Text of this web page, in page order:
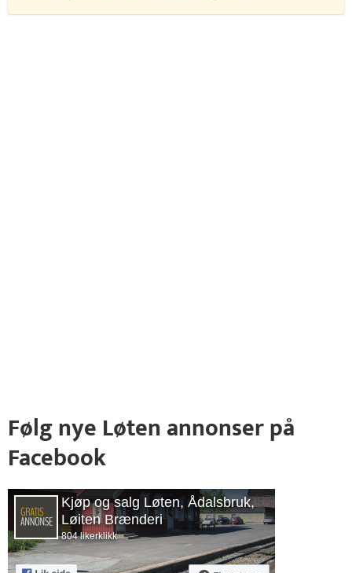
Følg nye Løten annonser på
Facebook
Kjøp og salg Løten, Ådalsbruk,
Løiten Brænderi
804 likerklikk